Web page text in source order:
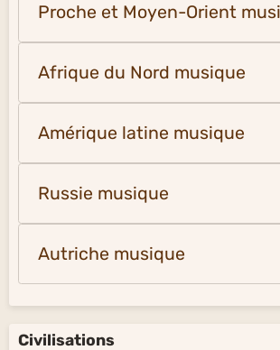
Proche et Moyen-Orient
Afrique du Nord musique
Amérique latine musique
Russie musique
Autriche musique
Civilisations